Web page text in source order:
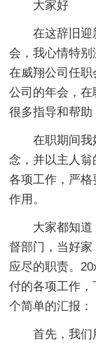
大家好
在这辞旧
会，我心情特
在威翔公司任
公司的年会，
很多指导和帮
在职期间
念，并以主人
各项工作，严
作用。
大家都知
督部门，当好
应尽的职责。
付的各项工作
个简单的汇报：
首先，我